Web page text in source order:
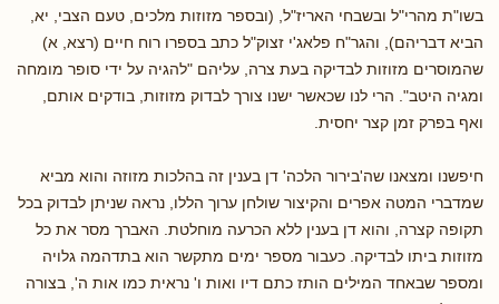
בשו"ת מהרי"ל ובשבחי האריז"ל, (ובספר מזוזות מלכים, טעם הצבי, יא,
הביא דבריהם), והגר"ח פלאג'י זצוק"ל כתב בספרו רוח חיים (רצא, א)
שהמוסרים מזוזות לבדיקה בעת צרה, עליהם "להגיה על ידי סופר מומחה
ומגיה היטב". הרי לנו שכאשר ישנו צורך לבדוק מזוזות, בודקים אותם,
ואף בפרק זמן קצר יחסית.
חיפשנו ומצאנו שה'בירור הלכה' דן בענין זה בהלכות מזוזה והוא מביא
שמדברי המטה אפרים והקיצור שולחן ערוך הללו, נראה שניתן לבדוק בכל
תקופה קצרה, והוא דן בענין ללא הכרעה מוחלטת. האברך מסר את כל
מזוזות ביתו לבדיקה. כעבור מספר ימים מתקשר הוא בתדהמה גלויה
ומספר שבאחד המילים הותז כתם דיו ואות ו' נראית כמו אות ה', בצורה